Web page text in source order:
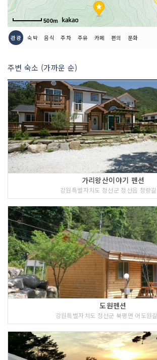
500m
관광 숙박 음식 주차 주유 카페 편의 문화
주변 숙소 (가까운 순)
가리왕산이야기 펜션
강원특별자치도 정선군 정선읍 청량
도원펜션
강원특별자치도 정선군 북평면 어도원